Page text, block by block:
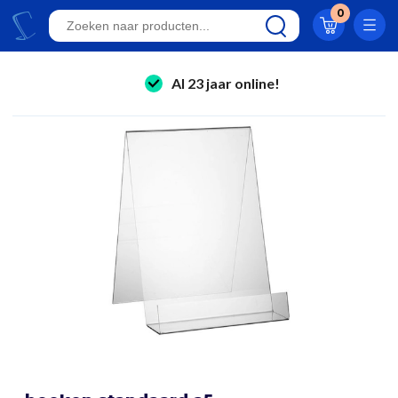
0
onbreekbare kaarthouders
winkelinrichting & retail displays
kantoorartikelen
Eigen productie
24/7 bereikbaar
Al 23 jaar online!
Klantwaardering 8.9